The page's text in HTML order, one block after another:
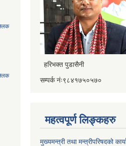
हरिभक्त पुडासैनी
सम्पर्क नंः९८४१७५०५७०
महत्वपूर्ण लिङ्कहरु
मुख्यमन्त्री तथा मन्त्रीपरिषदको